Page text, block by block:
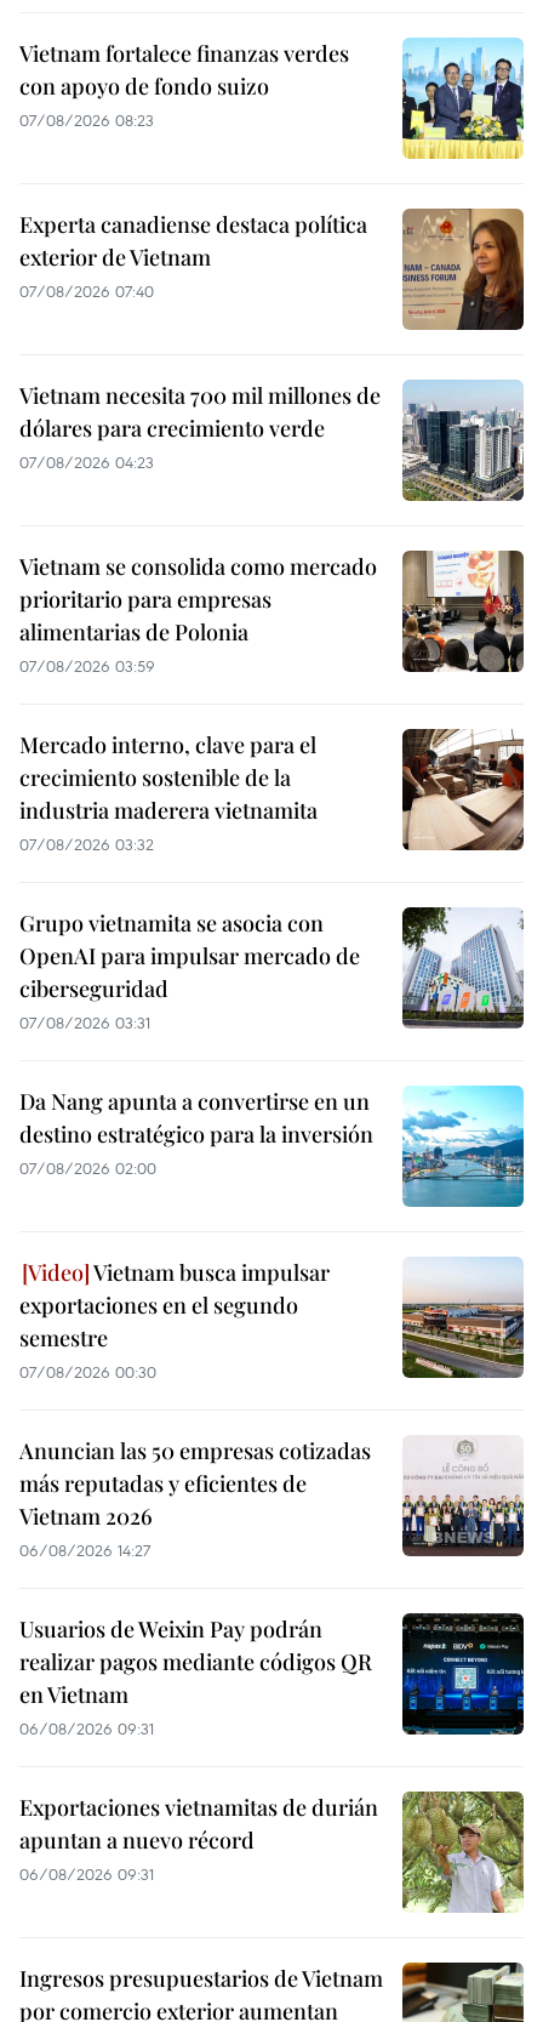
Vietnam fortalece finanzas verdes
con apoyo de fondo suizo
07/08/2026 08:23
Experta canadiense destaca política
exterior de Vietnam
07/08/2026 07:40
Vietnam necesita 700 mil millones de
dólares para crecimiento verde
07/08/2026 04:23
Vietnam se consolida como mercado
prioritario para empresas
alimentarias de Polonia
07/08/2026 03:59
Mercado interno, clave para el
crecimiento sostenible de la
industria maderera vietnamita
07/08/2026 03:32
Grupo vietnamita se asocia con
OpenAI para impulsar mercado de
ciberseguridad
07/08/2026 03:31
Da Nang apunta a convertirse en un
destino estratégico para la inversión
07/08/2026 02:00
Vietnam busca impulsar
exportaciones en el segundo
semestre
07/08/2026 00:30
Anuncian las 50 empresas cotizadas
más reputadas y eficientes de
Vietnam 2026
06/08/2026 14:27
Usuarios de Weixin Pay podrán
realizar pagos mediante códigos QR
en Vietnam
06/08/2026 09:31
Exportaciones vietnamitas de durián
apuntan a nuevo récord
06/08/2026 09:31
Ingresos presupuestarios de Vietnam
por comercio exterior aumentan